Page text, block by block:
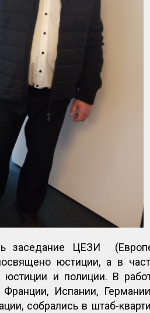
заседание ЦЕЗИ
юстиции, а в
и полиции. В
Испании,
собрались в штаб-